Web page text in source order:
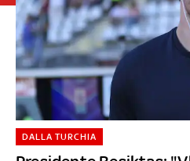
DALLA TURCHIA